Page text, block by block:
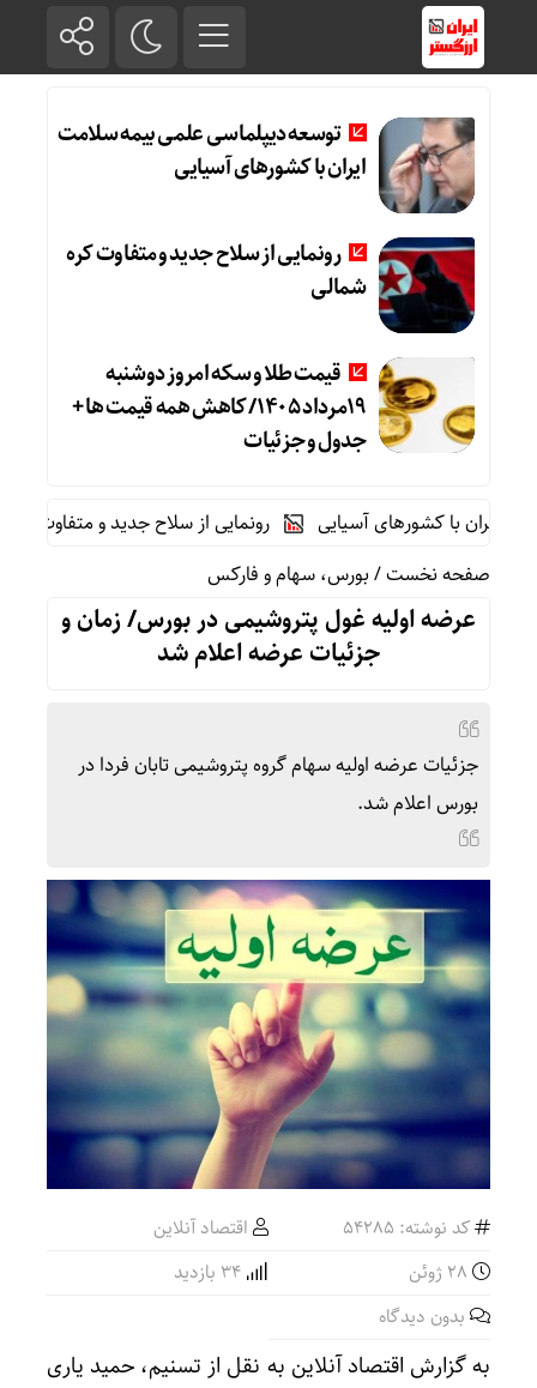
توسعه دیپلماسی علمی بیمه سلامت
ایران با کشورهای آسیایی
رونمایی از سلاح جدید و متفاوت کره
شمالی
قیمت طلا و سکه امروز دوشنبه
19مرداد 1405/ کاهش همه قیمت ها +
جدول و جزئیات
با کشورهای آسیایی
رونمایی از سلاح جدید و متفاوت کره
صفحه نخست/بورس، سهام و فارکس
عرضه اولیه غول پتروشیمی در بورس/ زمان و
جزئیات عرضه اعلام شد
جزئیات عرضه اولیه سهام گروه پتروشیمی تابان فردا در
بورس اعلام شد.
کد نوشته: 54285
اقتصاد آنلاین
بدون دیدگاه
به گزارش اقتصاد آنلاین به نقل از تسنیم، حمید یاری